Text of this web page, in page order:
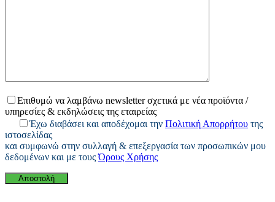
Επιθυμώ να λαμβάνω newsletter σχετικά με νέα προϊόντα /
υπηρεσίες & εκδηλώσεις της εταιρείας
Έχω διαβάσει και αποδέχομαι την Πολιτική Απορρήτου της
ιστοσελίδας
και συμφωνώ στην συλλαγή & επεξεργασία των προσωπικών μου
δεδομένων και με τουςΌρους Χρήσης